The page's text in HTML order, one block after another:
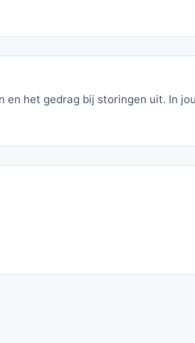
en het gedrag bij storingen uit. In